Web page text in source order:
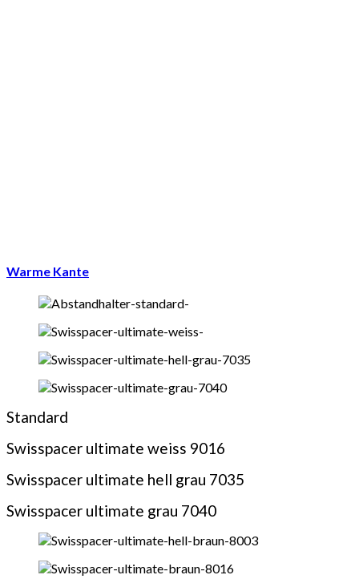
Warme Kante
Standard
Swisspacer ultimate weiss 9016
Swisspacer ultimate hell grau 7035
Swisspacer ultimate grau 7040